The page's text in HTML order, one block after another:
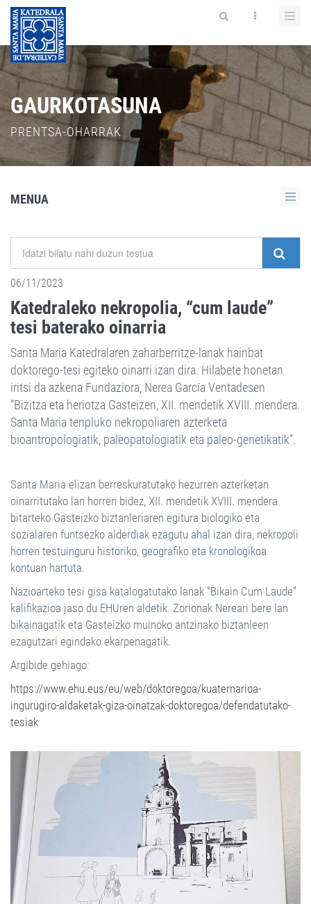
GAURKOTASUNA
PRENTSA-OHARRAK
MENUA
06/11/2023
Katedraleko nekropolia, “cum laude”
tesi baterako oinarria
Santa Maria Katedralaren zaharberritze-lanak hainbat
doktorego-tesi egiteko oinarri izan dira. Hilabete honetan
iritsi da azkena Fundaziora, Nerea García Ventadesen
“Bizitza eta heriotza Gasteizen, XII. mendetik XVIII. mendera.
Santa Maria tenpluko nekropoliaren azterketa
bioantropologiatik, paleopatologiatik eta paleo-genetikatik”.
Santa Maria elizan berreskuratutako hezurren azterketan
oinarritutako lan horren bidez, XII. mendetik XVIII. mendera
bitarteko Gasteizko biztanleriaren egitura biologiko eta
sozialaren funtsezko alderdiak ezagutu ahal izan dira, nekropoli
horren testuinguru historiko, geografiko eta kronologikoa
kontuan hartuta.
Nazioarteko tesi gisa katalogatutako lanak “Bikain Cum Laude”
kalifikazioa jaso du EHUren aldetik. Zorionak Nereari bere lan
bikainagatik eta Gasteizko muinoko antzinako biztanleen
ezagutzari egindako ekarpenagatik.
Argibide gehiago:
https://www.ehu.eus/eu/web/doktoregoa/kuaternarioa-
ingurugiro-aldaketak-giza-oinatzak-doktoregoa/defendatutako-
tesiak